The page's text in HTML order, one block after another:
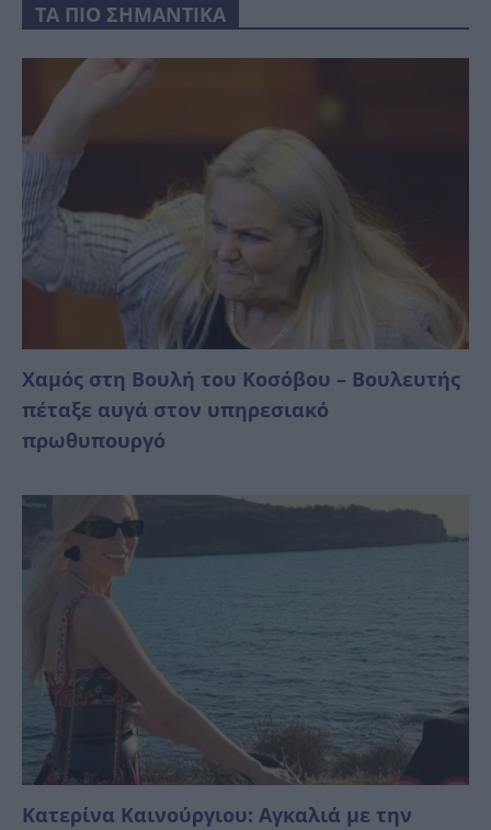
ΤΑ ΠΙΟ ΣΗΜΑΝΤΙΚΑ
Χαμός στη Βουλή του Κοσόβου – Βουλευτής
πέταξε αυγά στον υπηρεσιακό
πρωθυπουργό
Κατερίνα Καινούργιου: Αγκαλιά με την